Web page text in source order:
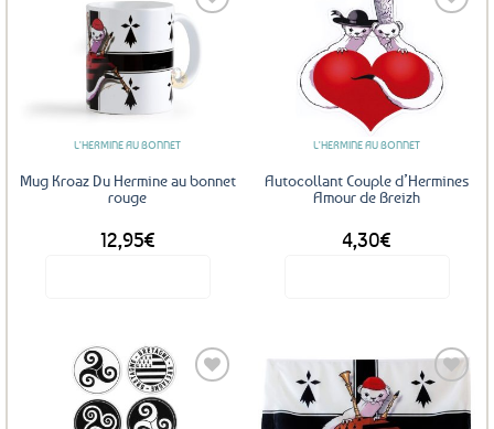
Ajouter
aux
L'HERMINE AU BONNET
Mug Kroaz Du Hermine au bonnet
rouge
12,95€
Ajouter
aux
favoris
L'HERMINE AU BONNET
Autocollant Couple d’Hermines
Amour de Breizh
4,30€